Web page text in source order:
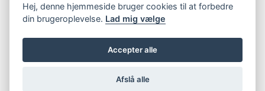
copyright © 2002-2023
Hej, denne hjemmeside bruger cookies til at forbedre
din brugeroplevelse. Lad mig vælge
Accepter alle
Afslå alle